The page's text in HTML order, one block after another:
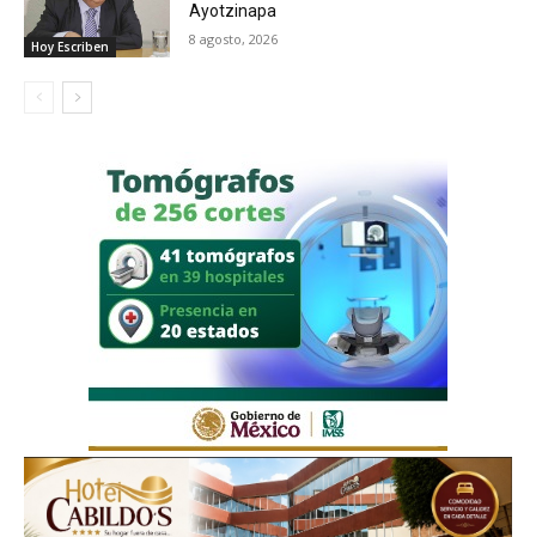
Hoy Escriben
Ayotzinapa
8 agosto, 2026